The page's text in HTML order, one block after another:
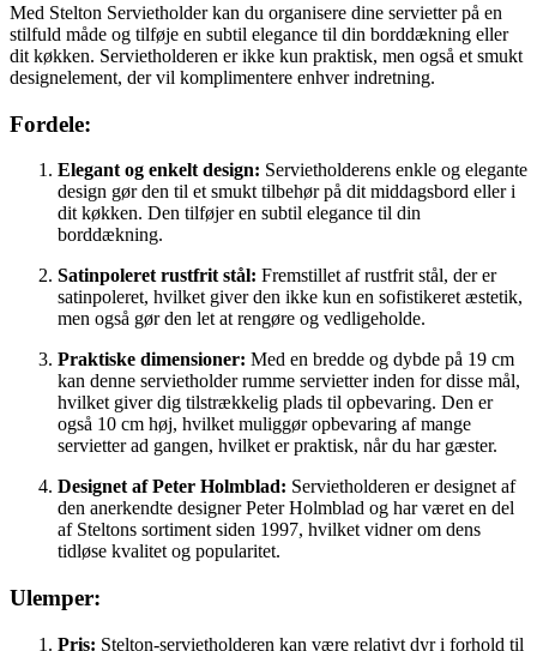
Med Stelton Servietholder kan du organisere dine servietter på en
stilfuld måde og tilføje en subtil elegance til din borddækning eller
dit køkken. Servietholderen er ikke kun praktisk, men også et smukt
designelement, der vil komplimentere enhver indretning.
Fordele:
Elegant og enkelt design: Servietholderens enkle og elegante
design gør den til et smukt tilbehør på dit middagsbord eller i
dit køkken. Den tilføjer en subtil elegance til din
borddækning.
Satinpoleret rustfrit stål: Fremstillet af rustfrit stål, der er
satinpoleret, hvilket giver den ikke kun en sofistikeret æstetik,
men også gør den let at rengøre og vedligeholde.
Praktiske dimensioner: Med en bredde og dybde på 19 cm
kan denne servietholder rumme servietter inden for disse mål,
hvilket giver dig tilstrækkelig plads til opbevaring. Den er
også 10 cm høj, hvilket muliggør opbevaring af mange
servietter ad gangen, hvilket er praktisk, når du har gæster.
Designet af Peter Holmblad: Servietholderen er designet af
den anerkendte designer Peter Holmblad og har været en del
af Steltons sortiment siden 1997, hvilket vidner om dens
tidløse kvalitet og popularitet.
Ulemper:
Pris: Stelton-servietholderen kan være relativt dyr i forhold til